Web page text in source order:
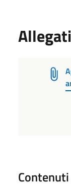
Allegati